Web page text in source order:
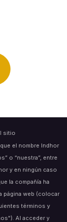
sitio
el nombre Indhor
o “nuestra”, entre
y en ningún caso
la compañía ha
página web (colocar
términos y
Al acceder y